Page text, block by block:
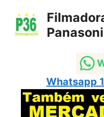
para
Whatsapp